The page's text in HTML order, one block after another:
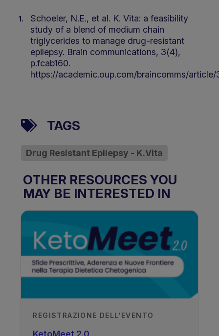
Schoeler, N.E., et al. K. Vita: a feasibility
study of a blend of medium chain
triglycerides to manage drug-resistant
epilepsy. Brain communications, 3(4),
p.fcab160.
https://academic.oup.com/braincomms/
TAGS
Drug Resistant Epilepsy - K.Vita
OTHER RESOURCES YOU
MAY BE INTERESTED IN
REGISTRAZIONE DELL'EVENTO
KetoMeet 2.0